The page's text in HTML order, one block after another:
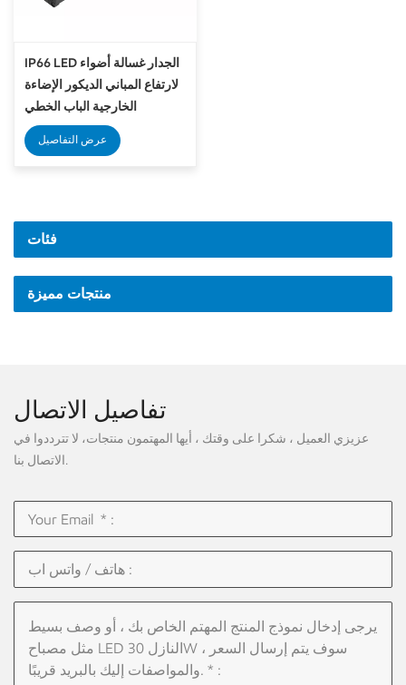
IP66 LED الجدار غسالة أضواء
لارتفاع المباني الديكور الإضاءة
الخارجية الباب الخطي
عرض التفاصيل
فئات
منتجات مميزة
تفاصيل الاتصال
عزيزي العميل ، شكرا على وقتك ، أيها المهتمون منتجات، لا تترددوا في
الاتصال بنا.